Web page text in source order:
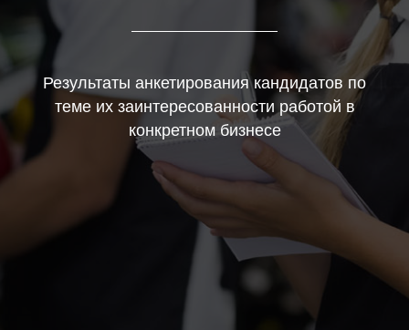
Результаты анкетирования кандидатов по
теме их заинтересованности работой в
конкретном бизнесе